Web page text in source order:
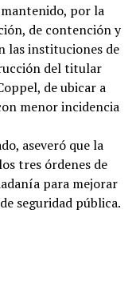
por la
de contención y
las instituciones de
del titular
de ubicar a
menor incidencia
aseveró que la
tres órdenes de
para mejorar
seguridad pública.